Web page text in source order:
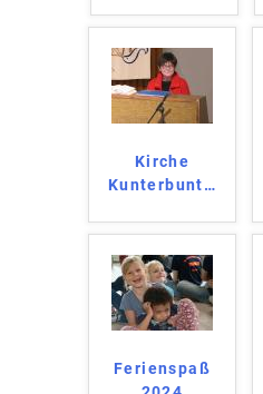
Kirche
Kunterbunt…
Ferienspaß